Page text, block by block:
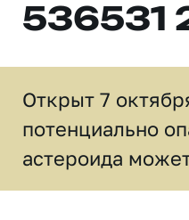
536531
Открыт 7
потенциально
астероида